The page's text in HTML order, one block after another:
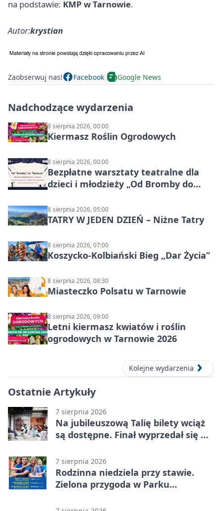
na podstawie: KMP w Tarnowie.
Autor:krystian
Zaobserwuj nas! Facebook Google News
Nadchodzące wydarzenia
8 sierpnia 2026, 00:00
Kiermasz Roślin Ogrodowych
8 sierpnia 2026, 00:00
Bezpłatne warsztaty teatralne dla
dzieci i młodzieży „Od Bromby do
8 sierpnia 2026, 05:00
TATRY W JEDEN DZIEŃ – Niżne Tatry
8 sierpnia 2026, 07:00
Koszycko-Kolbiański Bieg „Dar Życia”
8 sierpnia 2026, 08:30
Miasteczko Polsatu w Tarnowie
8 sierpnia 2026, 09:00
Letni kiermasz kwiatów i roślin
ogrodowych w Tarnowie 2026
Kolejne wydarzenia
Ostatnie Artykuły
7 sierpnia 2026
Na jubileuszową Talię bilety wciąż
są dostępne. Finał wyprzedał się w
7 sierpnia 2026
Rodzinna niedziela przy stawie.
Zielona przygoda w Parku